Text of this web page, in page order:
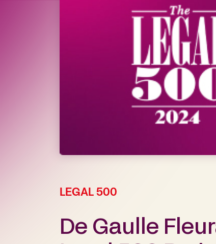
LEGAL 500
De Gaulle